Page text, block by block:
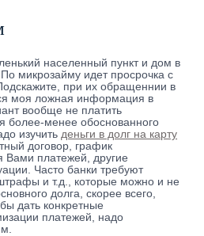
населенный пункт и дом в
микрозайму идет просрочка с
при их обращеннии в
моя ложная информация в
вообще не платить
более-менее обоснованного
изучить деньги в долг на карту
договор, график
Вами платежей, другие
Часто банки требуют
и т.д., которые можно и не
долга, скорее всего,
дать конкретные
платежей, надо